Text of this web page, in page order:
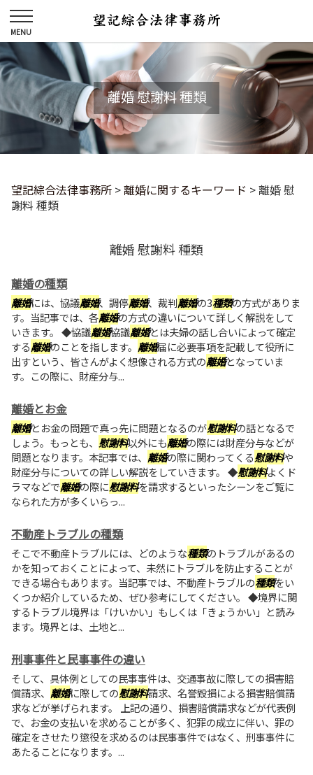
離婚 慰謝料 種類
望記綜合法律事務所 >離婚に関するキーワード >離婚 慰
謝料 種類
離婚 慰謝料 種類
離婚の種類
離婚には、協議離婚、調停離婚、裁判離婚の3種類の方式がありま
す。当記事では、各離婚の方式の違いについて詳しく解説をして
いきます。 ◆協議離婚協議離婚とは夫婦の話し合いによって確定
する離婚のことを指します。 離婚届に必要事項を記載して役所に
出すという、皆さんがよく想像される方式の離婚となっていま
す。この際に、財産分与...
離婚とお金
離婚とお金の問題で真っ先に問題となるのが慰謝料の話となるで
しょう。もっとも、 慰謝料以外にも離婚の際には財産分与などが
問題となります。本記事では、 離婚の際に関わってくる慰謝料や
財産分与についての詳しい解説をしていきます。 ◆慰謝料よくド
ラマなどで離婚の際に慰謝料を請求するといったシーンをご覧に
なられた方が多くいらっ...
不動産トラブルの種類
そこで不動産トラブルには、どのような種類のトラブルがあるの
かを知っておくことによって、未然にトラブルを防止することが
できる場合もあります。当記事では、不動産トラブルの種類をい
くつか紹介しているため、ぜひ参考にしてください。 ◆境界に関
するトラブル境界は「けいかい」もしくは「きょうかい」と読み
ます。境界とは、土地と...
刑事事件と民事事件の違い
そして、具体例としての民事事件は、交通事故に際しての損害賠
償請求、 離婚に際しての慰謝料請求、名誉毀損による損害賠償請
求などが挙げられます。 上記の通り、損害賠償請求などが代表例
で、お金の支払いを求めることが多く、犯罪の成立に伴い、罪の
確定をさせたり懲役を求めるのは民事事件ではなく、刑事事件に
あたることになります。...